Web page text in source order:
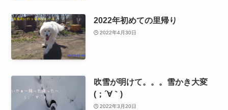
2022年初めての里帰り
2022年4月30日
吹雪が明けて。。。雪かき大変
(；´∀｀)
2022年3月20日